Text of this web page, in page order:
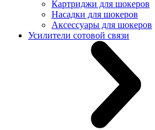
Картриджи для шокеров
Насадки для шокеров
Аксессуары для шокеров
Усилители сотовой связи